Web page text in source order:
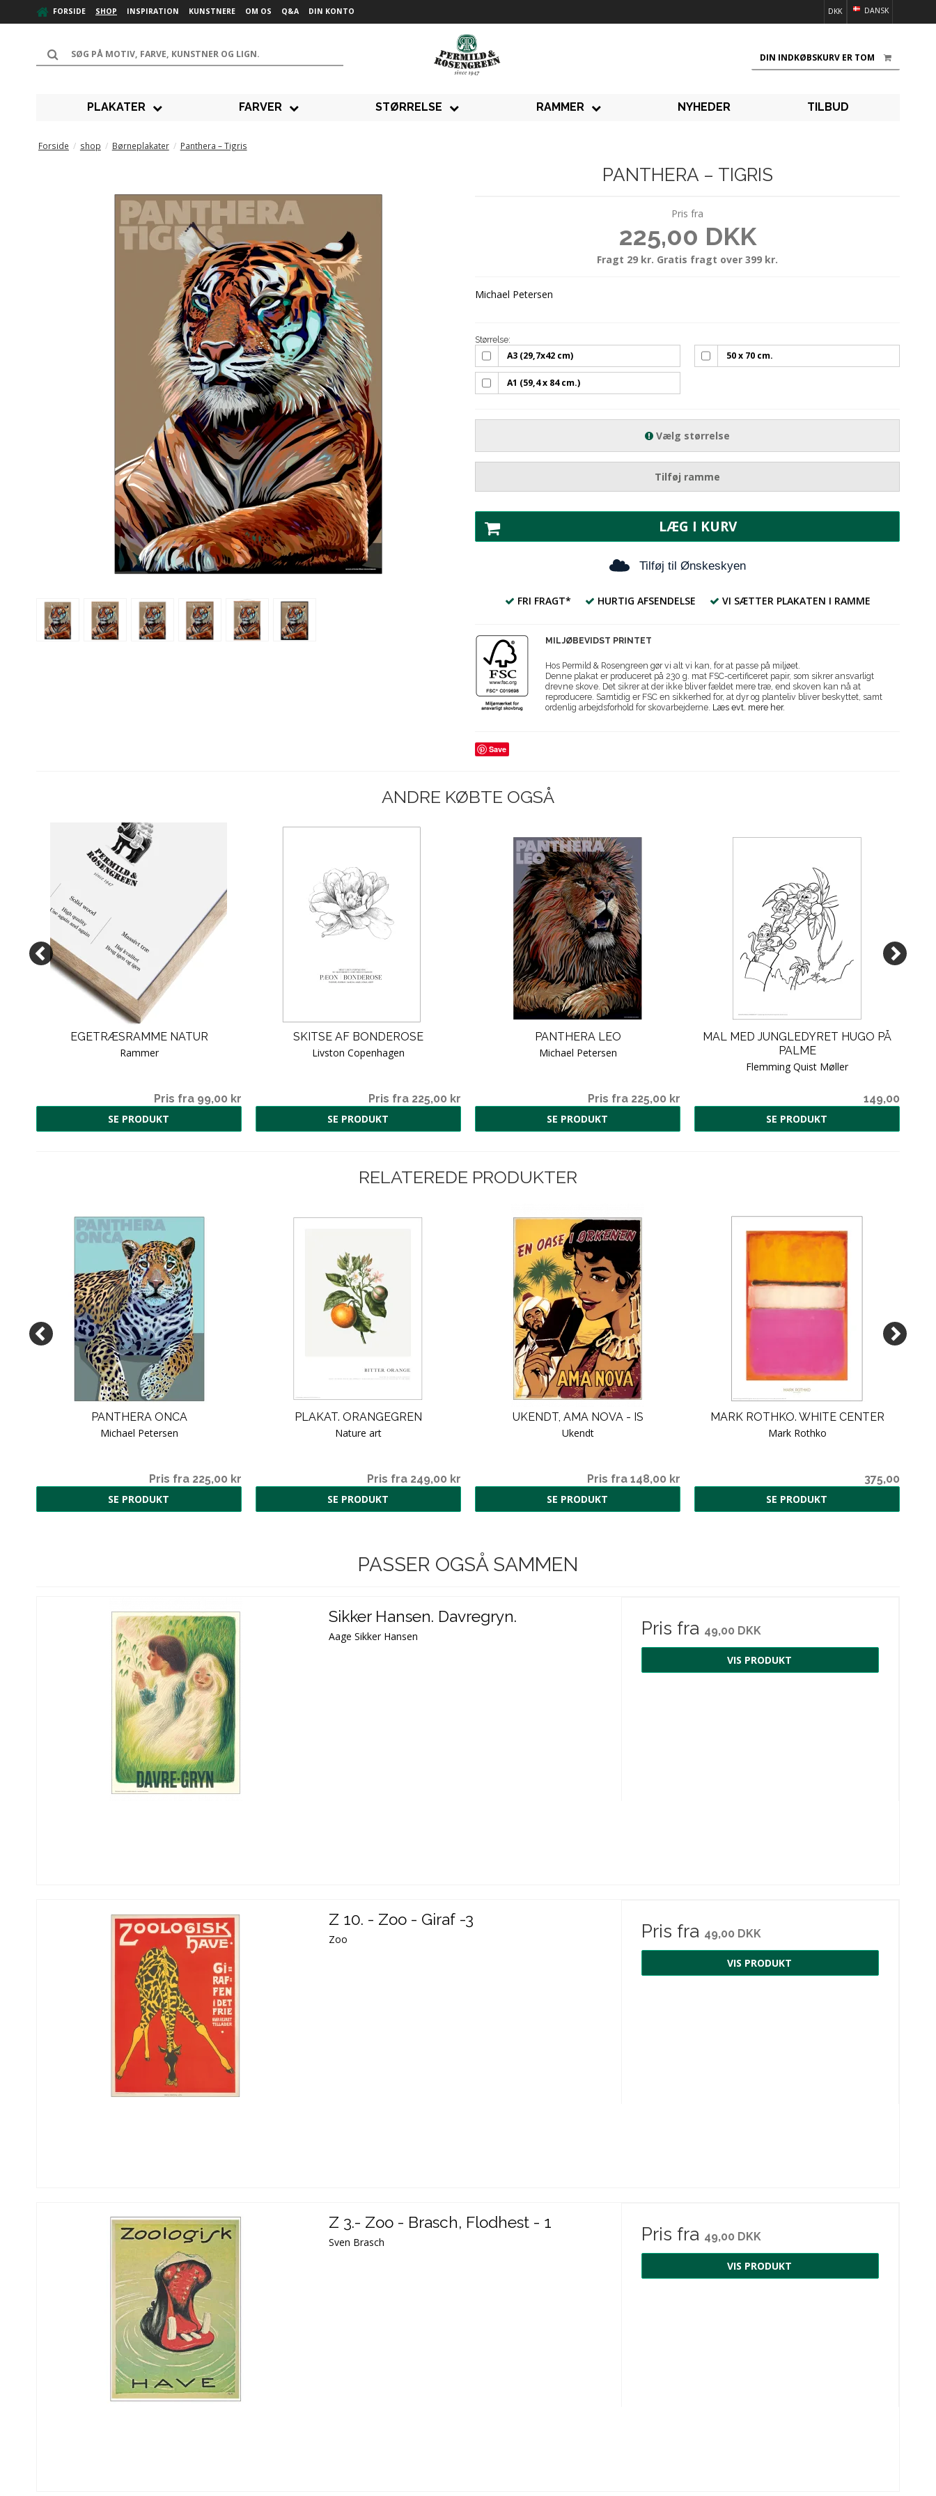
FORSIDE SHOP INSPIRATION KUNSTNERE OM OS Q&A DIN KONTO DANSK
DKK
DIN INDKØBSKURV ER TOM
PLAKATER FARVER STØRRELSE RAMMER NYHEDER TILBUD
Forside / shop / Børneplakater / Panthera – Tigris
PANTHERA – TIGRIS
Pris fra
225,00 DKK
Fragt 29 kr. Gratis fragt over 399 kr.
Michael Petersen
Størrelse:
A3 (29,7x42 cm) 50 x 70 cm.
A1 (59,4 x 84 cm.)
Vælg størrelse
Tilføj ramme
LÆG I KURV
Tilføj til Ønskeskyen
FRI FRAGT* HURTIG AFSENDELSE VI SÆTTER PLAKATEN I RAMME
MILJØBEVIDST PRINTET
Hos Permild & Rosengreen gør vi alt vi kan, for at passe på miljøet.
Denne plakat er produceret på 230 g. mat FSC-certificeret papir, som sikrer ansvarligt
drevne skove. Det sikrer at der ikke bliver fældet mere træ, end skoven kan nå at
reproducere. Samtidig er FSC en sikkerhed for, at dyr og planteliv bliver beskyttet, samt
ordenlig arbejdsforhold for skovarbejderne. Læs evt. mere her.
Save
ANDRE KØBTE OGSÅ
EGETRÆSRAMME NATUR
Rammer
Pris fra 99,00 kr
SE PRODUKT
SKITSE AF BONDEROSE
Livston Copenhagen
Pris fra 225,00 kr
SE PRODUKT
PANTHERA LEO
Michael Petersen
Pris fra 225,00 kr
SE PRODUKT
MAL MED JUNGLEDYRET HUGO PÅ
PALME
Flemming Quist Møller
149,00
SE PRODUKT
RELATEREDE PRODUKTER
PANTHERA ONCA
Michael Petersen
Pris fra 225,00 kr
SE PRODUKT
PLAKAT. ORANGEGREN
Nature art
Pris fra 249,00 kr
SE PRODUKT
UKENDT, AMA NOVA - IS
Ukendt
Pris fra 148,00 kr
SE PRODUKT
MARK ROTHKO. WHITE CENTER
Mark Rothko
375,00
SE PRODUKT
PASSER OGSÅ SAMMEN
Sikker Hansen. Davregryn.
Aage Sikker Hansen Pris fra 49,00 DKK
VIS PRODUKT
Z 10. - Zoo - Giraf -3
Zoo Pris fra 49,00 DKK
VIS PRODUKT
Z 3.- Zoo - Brasch, Flodhest - 1
Sven Brasch Pris fra 49,00 DKK
VIS PRODUKT